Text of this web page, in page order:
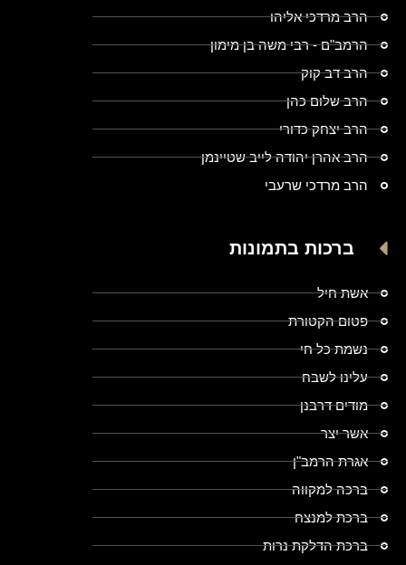
הרב מרדכי אליהו
הרמב"ם - רבי משה בן מימון
הרב דב קוק
הרב שלום כהן
הרב יצחק כדורי
הרב אהרן יהודה לייב שטיינמן
הרב מרדכי שרעבי
ברכות בתמונות
אשת חיל
פטום הקטורת
נשמת כל חי
עלינו לשבח
מודים דרבנן
אשר יצר
אגרת הרמב"ן
ברכה למקווה
ברכת למנצח
ברכת הדלקת נרות